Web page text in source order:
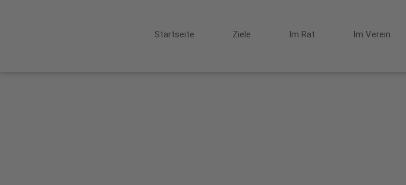
Startseite Ziele Im Rat Im Verein